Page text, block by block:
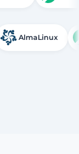
AlmaLinux